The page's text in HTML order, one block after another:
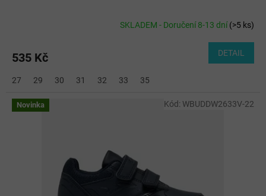
SKLADEM - Doručení 8-13 dní(>5 ks)
535 Kč DETAIL
27 29 30 31 32 33 35
Novinka Kód: WBUDDW2633V-22